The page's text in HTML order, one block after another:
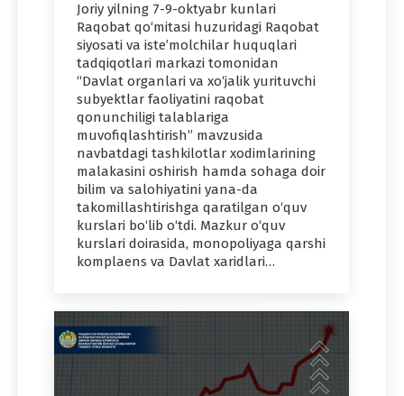
Joriy yilning 7-9-oktyabr kunlari
Raqobat qo‘mitasi huzuridagi Raqobat
siyosati va iste’molchilar huquqlari
tadqiqotlari markazi tomonidan
“Davlat organlari va xo‘jalik yurituvchi
subyektlar faoliyatini raqobat
qonunchiligi talablariga
muvofiqlashtirish” mavzusida
navbatdagi tashkilotlar xodimlarining
malakasini oshirish hamda sohaga doir
bilim va salohiyatini yana-da
takomillashtirishga qaratilgan o‘quv
kurslari bo‘lib o‘tdi. Mazkur o‘quv
kurslari doirasida, monopoliyaga qarshi
komplaens va Davlat xaridlari…